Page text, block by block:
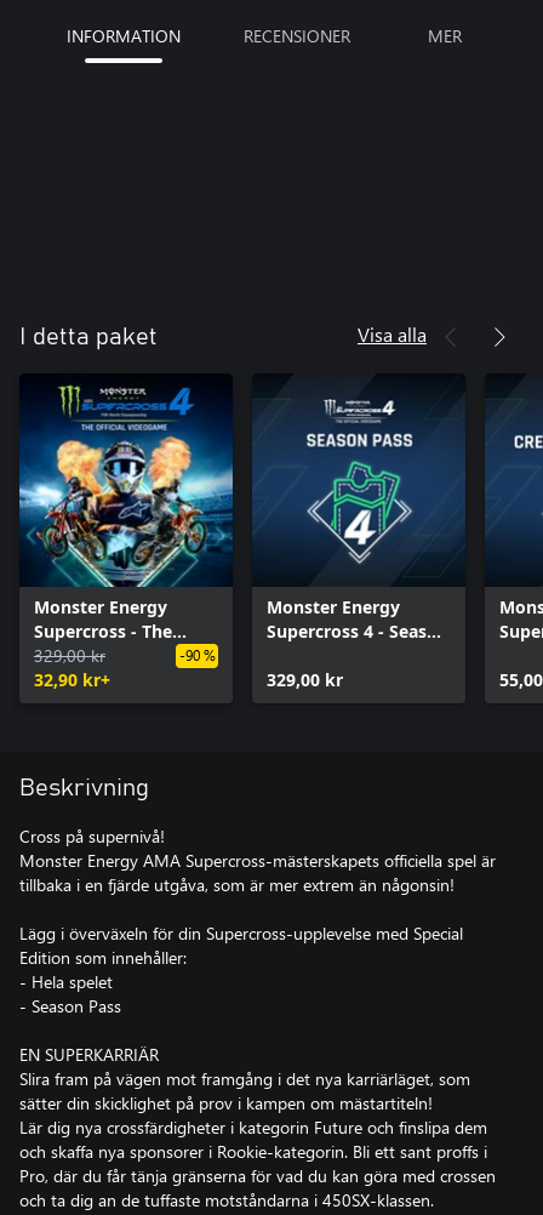
INFORMATION RECENSIONER MER
I detta paket Visa alla
Monster Energy
Supercross - The
Official Videogame 4
329,00 kr
32,90 kr+
-90 %
Monster Energy
Supercross 4 - Season
329,00 kr
Beskrivning
Cross på supernivå!
Monster Energy AMA Supercross-mästerskapets officiella spel är
tillbaka i en fjärde utgåva, som är mer extrem än någonsin!
Lägg i överväxeln för din Supercross-upplevelse med Special
Edition som innehåller:
- Hela spelet
- Season Pass
EN SUPERKARRIÄR
Slira fram på vägen mot framgång i det nya karriärläget, som
sätter din skicklighet på prov i kampen om mästartiteln!
Lär dig nya crossfärdigheter i kategorin Future och finslipa dem
och skaffa nya sponsorer i Rookie-kategorin. Bli ett sant proffs i
Pro, där du får tänja gränserna för vad du kan göra med crossen
och ta dig an de tuffaste motståndarna i 450SX-klassen.